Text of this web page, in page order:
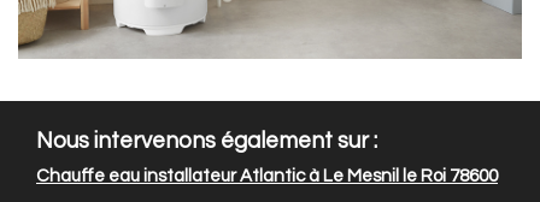
Nous intervenons également sur :
Chauffe eau installateur Atlantic à Le Mesnil le Roi 78600